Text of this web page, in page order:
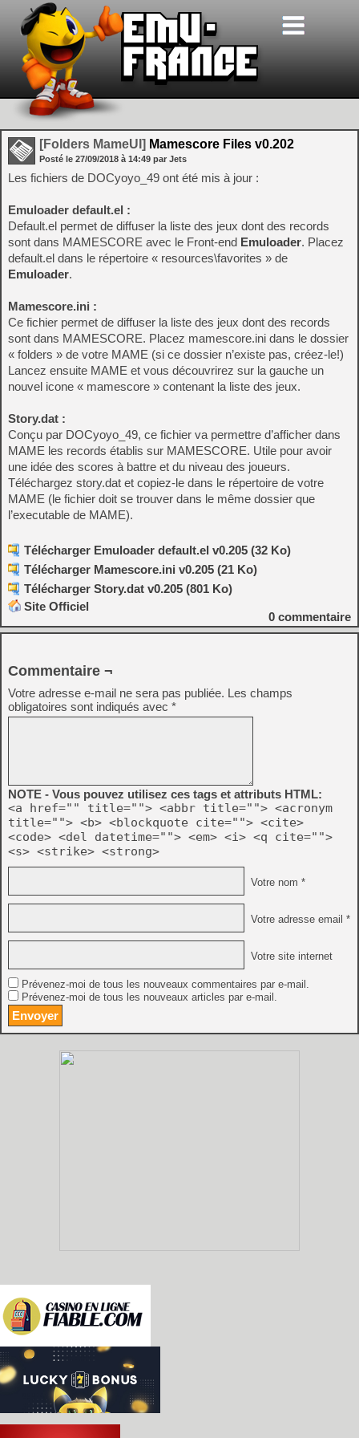
[Folders MameUI] Mamescore Files v0.202
Posté le 27/09/2018 à 14:49 par Jets
Les fichiers de DOCyoyo_49 ont été mis à jour :
Emuloader default.el :
Default.el permet de diffuser la liste des jeux dont des records
sont dans MAMESCORE avec le Front-end Emuloader. Placez
default.el dans le répertoire « resources\favorites » de
Emuloader.
Mamescore.ini :
Ce fichier permet de diffuser la liste des jeux dont des records
sont dans MAMESCORE. Placez mamescore.ini dans le dossier
« folders » de votre MAME (si ce dossier n’existe pas, créez-le!)
Lancez ensuite MAME et vous découvrirez sur la gauche un
nouvel icone « mamescore » contenant la liste des jeux.
Story.dat :
Conçu par DOCyoyo_49, ce fichier va permettre d’afficher dans
MAME les records établis sur MAMESCORE. Utile pour avoir
une idée des scores à battre et du niveau des joueurs.
Téléchargez story.dat et copiez-le dans le répertoire de votre
MAME (le fichier doit se trouver dans le même dossier que
l’executable de MAME).
Télécharger Emuloader default.el v0.205 (32 Ko)
Télécharger Mamescore.ini v0.205 (21 Ko)
Télécharger Story.dat v0.205 (801 Ko)
Site Officiel
0 commentaire
Commentaire ¬
Votre adresse e-mail ne sera pas publiée. Les champs
obligatoires sont indiqués avec *
NOTE - Vous pouvez utilisez ces tags et attributs HTML:
<a href="" title=""> <abbr title=""> <acronym
title=""> <b> <blockquote cite=""> <cite>
<code> <del datetime=""> <em> <i> <q cite="">
<s> <strike> <strong>
Votre nom *
Votre adresse email *
Votre site internet
Prévenez-moi de tous les nouveaux commentaires par e-mail.
Prévenez-moi de tous les nouveaux articles par e-mail.